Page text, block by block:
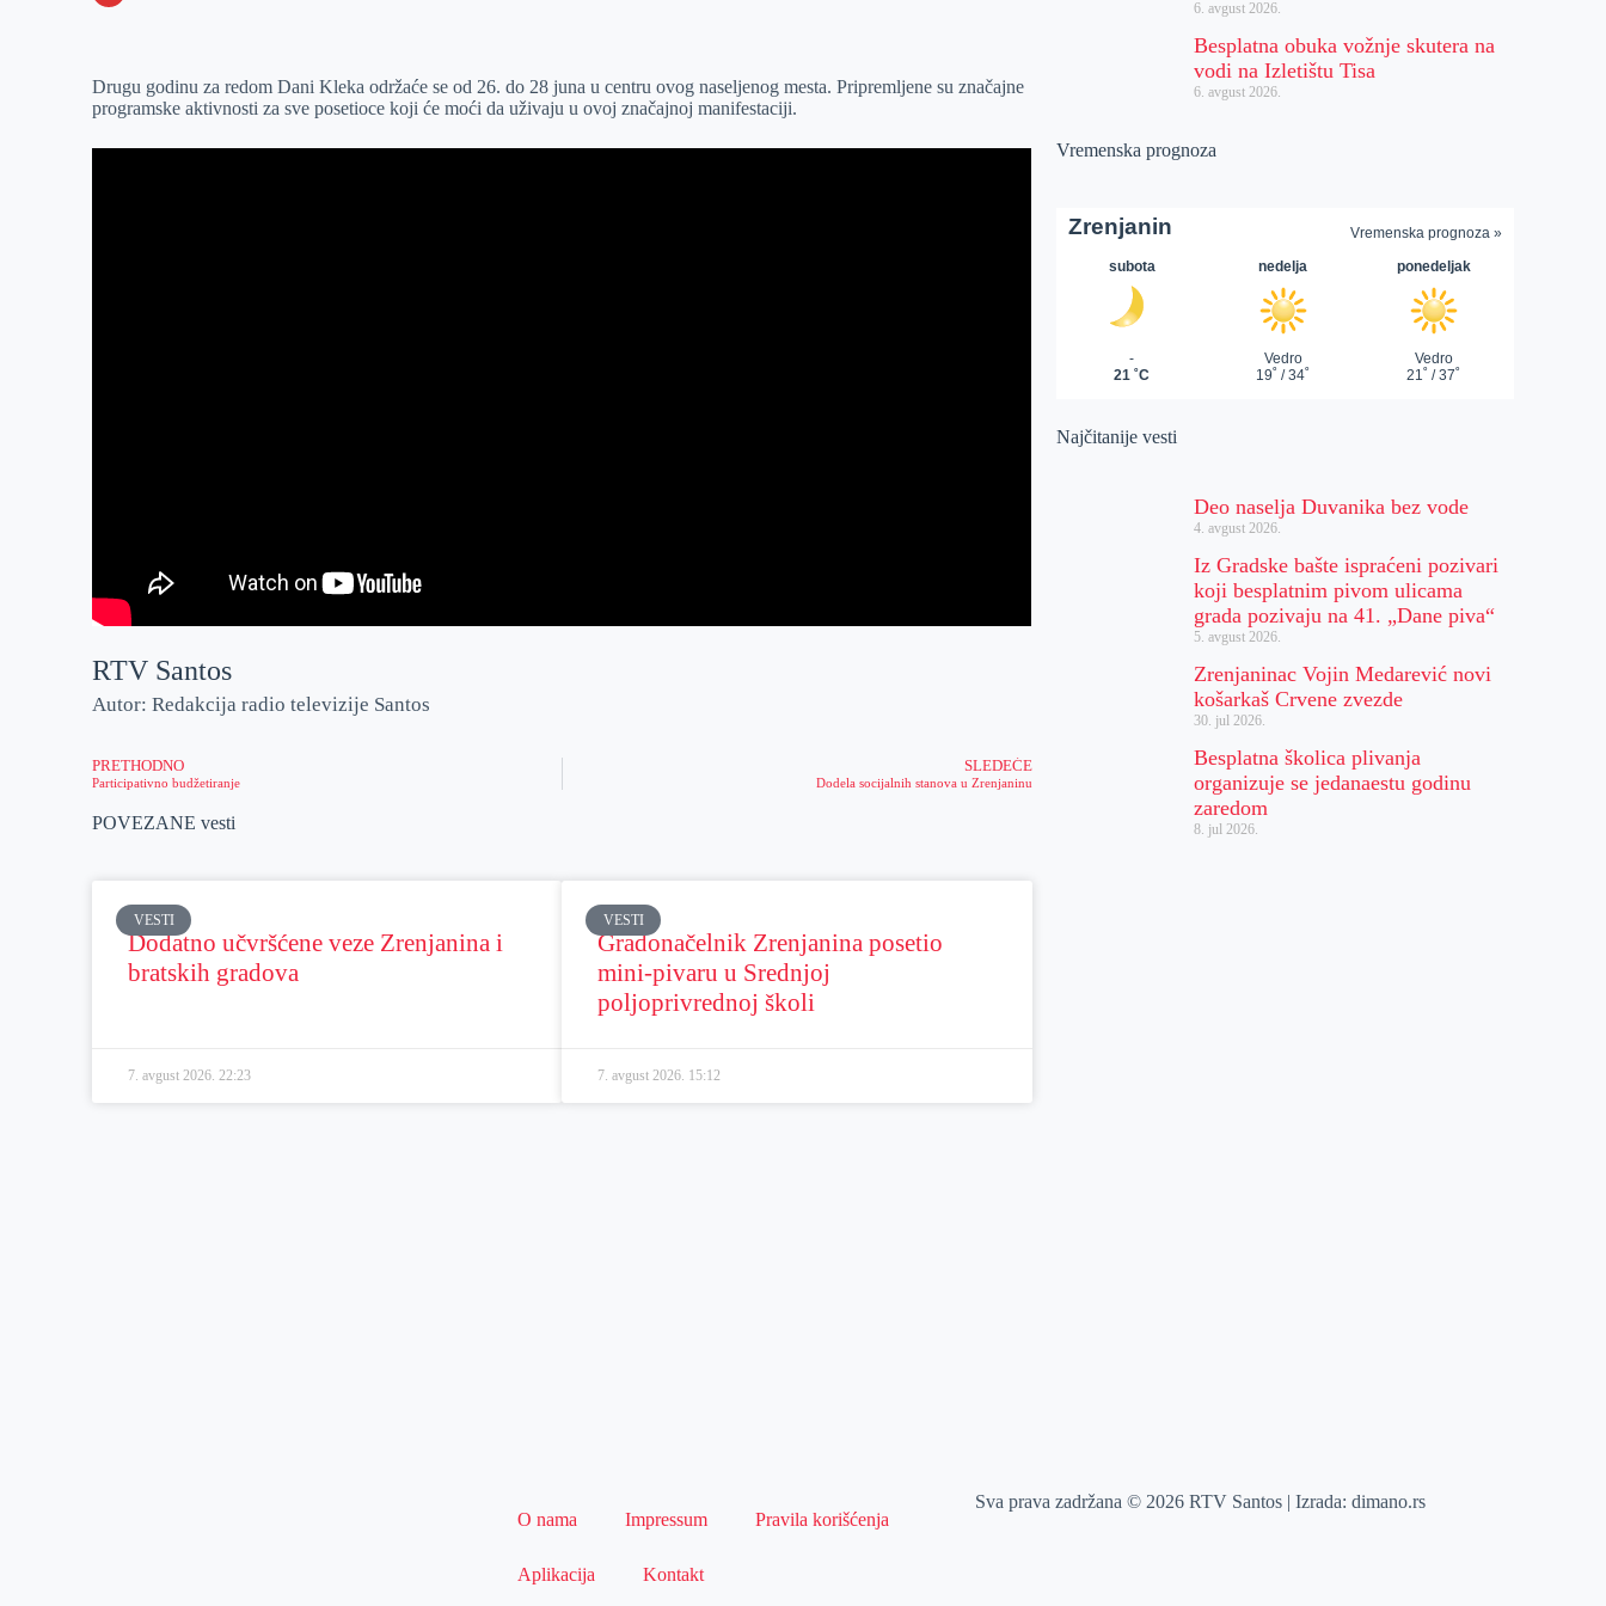
e
r
I
n
s
A
a
i
Drugu godinu za redom Dani Kleka održaće se od 26. do 28 juna u centru ovog naseljenog mesta. Pripremljene su značajne
programske aktivnosti za sve posetioce koji će moći da uživaju u ovoj značajnoj manifestaciji.
RTV Santos
Autor: Redakcija radio televizije Santos
PRETHODNO
Participativno budžetiranje
SLEDEĆE
Dodela socijalnih stanova u Zrenjaninu
POVEZANE vesti
VESTI
Dodatno učvršćene veze Zrenjanina i
bratskih gradova
7. avgust 2026. 22:23
VESTI
Gradonačelnik Zrenjanina posetio
mini-pivaru u Srednjoj
poljoprivrednoj školi
7. avgust 2026. 15:12
6. avgust 2026.
Besplatna obuka vožnje skutera na
vodi na Izletištu Tisa
6. avgust 2026.
Vremenska prognoza
Najčitanije vesti
Deo naselja Duvanika bez vode
4. avgust 2026.
Iz Gradske bašte ispraćeni pozivari
koji besplatnim pivom ulicama
grada pozivaju na 41. „Dane piva“
5. avgust 2026.
Zrenjaninac Vojin Medarević novi
košarkaš Crvene zvezde
30. jul 2026.
Besplatna školica plivanja
organizuje se jedanaestu godinu
zaredom
8. jul 2026.
O nama Impressum Pravila korišćenja
Aplikacija Kontakt
Sva prava zadržana © 2026 RTV Santos | Izrada:dimano.rs